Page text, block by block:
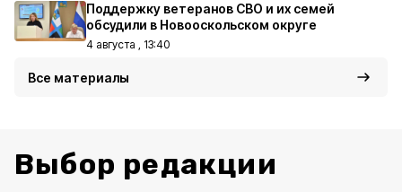
Поддержку ветеранов СВО и их семей
обсудили в Новооскольском округе
4 августа , 13:40
Все материалы
Выбор редакции